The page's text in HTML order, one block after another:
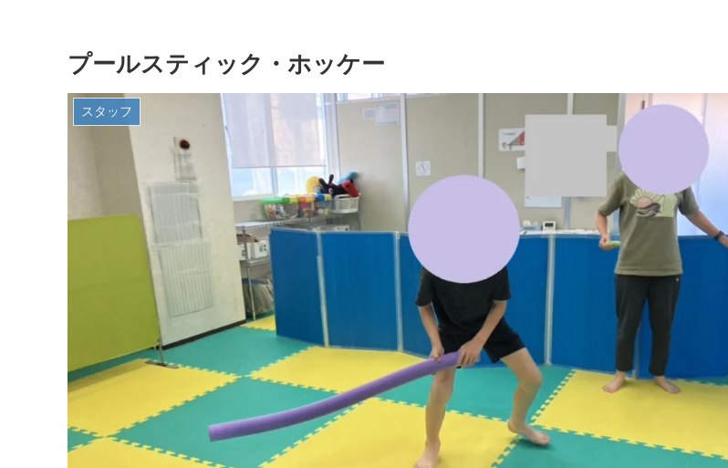
プールスティック・ホッケー
スタッフ